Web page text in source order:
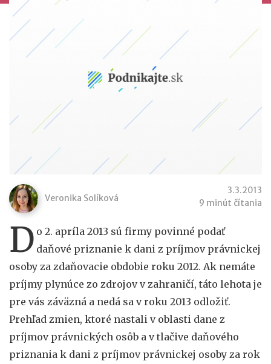
Veronika Solíková
3.3.2013
9 minút čítania
D o 2. apríla 2013 sú firmy povinné podať
daňové priznanie k dani z príjmov právnickej
osoby za zdaňovacie obdobie roku 2012. Ak nemáte
príjmy plynúce zo zdrojov v zahraničí, táto lehota je
pre vás záväzná a nedá sa v roku 2013 odložiť.
Prehľad zmien, ktoré nastali v oblasti dane z
príjmov právnických osôb a v tlačive daňového
priznania k dani z príjmov právnickej osoby za rok